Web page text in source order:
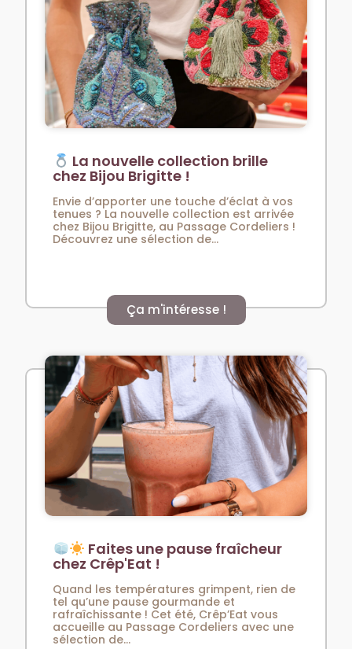
La nouvelle collection brille
chez Bijou Brigitte !
Envie d’apporter une touche d’éclat à vos
tenues ? La nouvelle collection est arrivée
chez Bijou Brigitte, au Passage Cordeliers !
Découvrez une sélection de...
Ça m'intéresse !
Faites une pause fraîcheur
chez Crêp'Eat !
Quand les températures grimpent, rien de
tel qu’une pause gourmande et
rafraîchissante ! Cet été, Crêp’Eat vous
accueille au Passage Cordeliers avec une
sélection de...